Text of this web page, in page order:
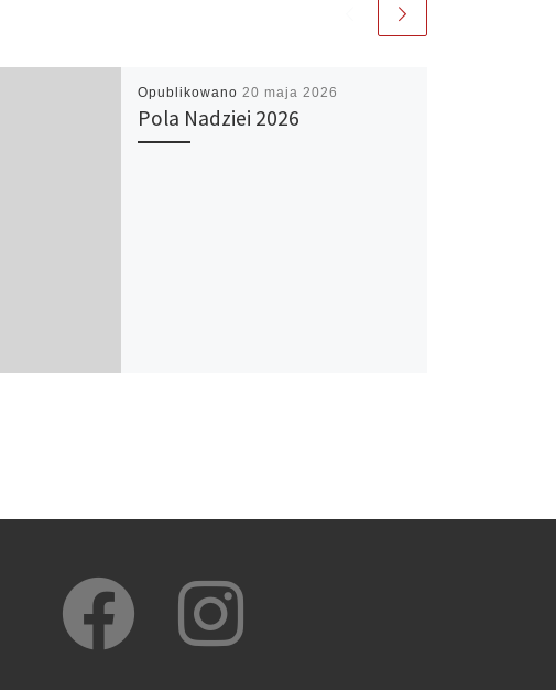
Opublikowano 20 maja 2026
Pola Nadziei 2026